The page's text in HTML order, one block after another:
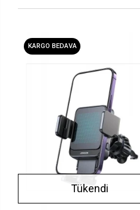
KARGO BEDAVA
Tükendi